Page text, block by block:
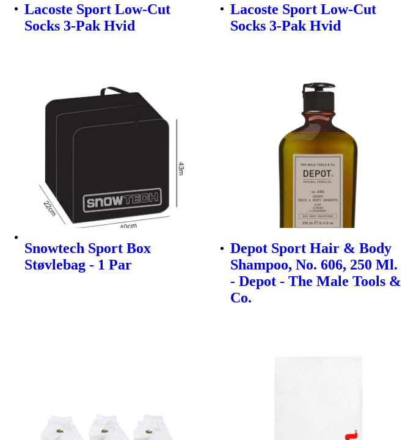
Lacoste Sport Low-Cut
Socks 3-Pak Hvid
Lacoste Sport Low-Cut
Socks 3-Pak Hvid
Snowtech Sport Box
Støvlebag - 1 Par
Depot Sport Hair & Body
Shampoo, No. 606, 250 Ml.
- Depot - The Male Tools &
Co.